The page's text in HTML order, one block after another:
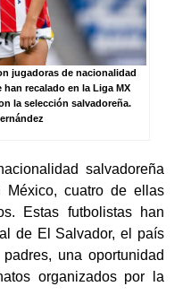
jugadoras de nacionalidad
recalado en la Liga MX
salvadoreña
México, cuatro de ellas
Estas futbolistas han
de El Salvador, el país
una oportunidad